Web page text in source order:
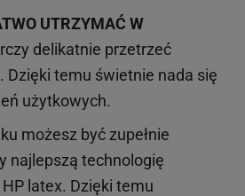
UTRZYMAĆ W
delikatnie przetrzeć
Dzięki temu świetnie nada się
użytkowych.
możesz być zupełnie
najlepszą technologię
latex. Dzięki temu